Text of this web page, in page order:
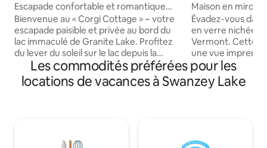
Escapade confortable et romantique
dans un chalongé de lac en granit
Bienvenue au « Corgi Cottage » ~ votre
escapade paisible et privée au bord du
lac immaculé de Granite Lake. Profitez
du lever du soleil sur le lac depuis la
terrasse et du coucher du soleil sur la
grange de la cour arrière. Entre les deux,
passez la journée sur le lac dans votre
région offre de nombreux sentiers de
Maison en miroir
Évadez-vous
en verre nichée
Vermont. Cette
une vue
une nature
belles voies
dans le spa,
petites familles
Les commodités préférées pour les
locations de vacances à Swanzey Lake